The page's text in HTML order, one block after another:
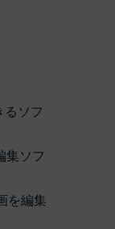
るソフ
集ソフ
を編集